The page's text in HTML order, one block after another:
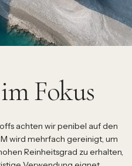
Fokus
achten wir penibel auf den
wird mehrfach gereinigt, um
Reinheitsgrad zu erhalten,